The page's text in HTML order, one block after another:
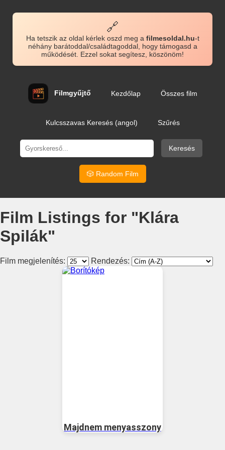
🔗
Ha tetszik az oldal kérlek oszd meg a filmesoldal.hu-t
néhány barátoddal/családtagoddal, hogy támogasd a
működését. Ezzel sokat segítesz, köszönöm!
Filmgyűjtő Kezdőlap Összes film
Kulcsszavas Keresés (angol) Szűrés
Keresés
🎲 Random Film
Film Listings for "Klára
Spilák"
Film megjelenítés: Rendezés:
Majdnem menyasszony